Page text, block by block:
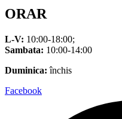
ORAR
L-V: 10:00-18:00;
Sambata: 10:00-14:00
Duminica: închis
Facebook